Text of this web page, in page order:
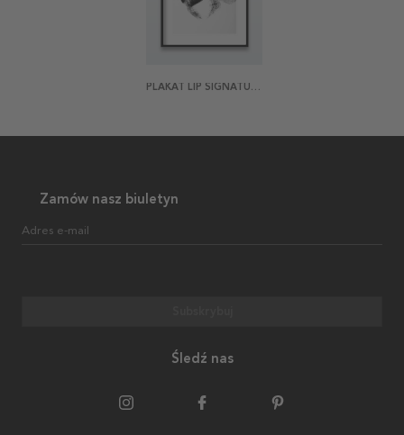
PLAKAT LIP SIGNATURE
Zamów nasz biuletyn
Adres e-mail
Śledź nas